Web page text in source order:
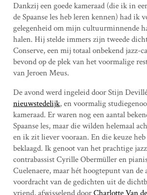
Dankzij een goede kameraad (die ik in
de Spaanse les heb leren kennen) had ik
gelegenheid om mijn cultuurminnende
halen. Hij stelde immers zijn tweede
Conserve, een mij totaal onbekend jazz-
bevond op de plek van het voormalige
van Jeroen Meus.
De avond werd ingeleid door Stijn
nieuwstedelijk, en voormalig
kameraad. Er waren nog een aantal
Spaanse les, maar die wilden helemaal
en ik zit liever vooraan. En die keuze
beklaagd. Ik genoot van het prachtige
contrabassist Cyrille Obermüller en
Cuelenaere, maar hét hoogtepunt van de
voordracht van de gedichten uit de